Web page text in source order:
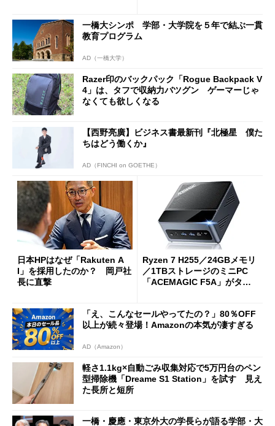
一橋大シンポ 学部・大学院を５年で結ぶ一貫
教育プログラム
AD（一橋大学）
Razer印のバックパック「Rogue Backpack V
4」は、タフで収納力バツグン ゲーマーじゃ
なくても欲しくなる
【西野亮廣】ビジネス書最新刊『北極星 僕た
ちはどう働くか』
AD（FINCHI on GOETHE）
日本HPはなぜ「Rakuten A
I」を採用したのか？ 岡戸社
長に直撃
Ryzen 7 H255／24GBメモリ
／1TBストレージのミニPC
「ACEMAGIC F5A」がタイ
「え、こんなセールやってたの？」80％OFF
以上が続々登場！Amazonの本気が凄すぎる
AD（Amazon）
軽さ1.1kg×自動ごみ収集対応で5万円台のペン
型掃除機「Dreame S1 Station」を試す 見え
た長所と短所
一橋・慶應・東京外大の学長らが語る学部・大